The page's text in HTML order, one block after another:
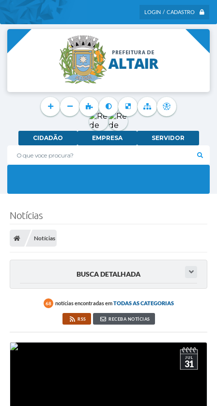
LOGIN / CADASTRO
O que voce procura?
CIDADÃO EMPRESA SERVIDOR
Notícias
Notícias
BUSCA DETALHADA
68 notícias encontradas emTODAS AS CATEGORIAS
RSS RECEBA NOTÍCIAS
JUL
31